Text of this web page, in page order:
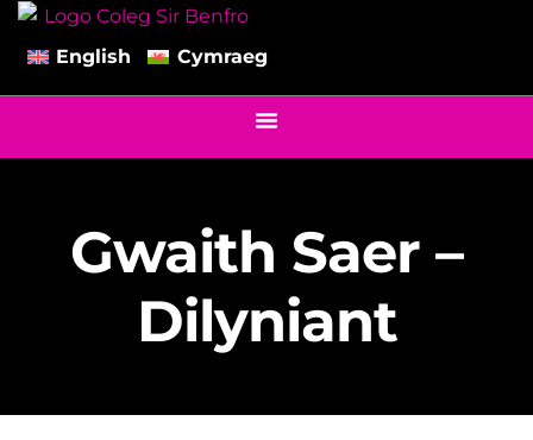
English Cymraeg
Gwaith Saer –
Dilyniant